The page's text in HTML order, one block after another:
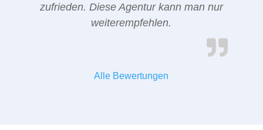
zufrieden. Diese Agentur kann man nur
weiterempfehlen.
Alle Bewertungen